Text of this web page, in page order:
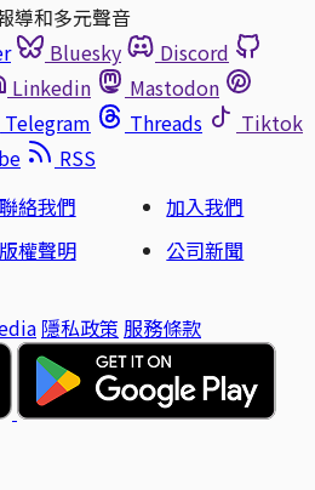
導和多元聲音
Bluesky
Discord
Linkedin
Mastodon
Telegram Threads
Tiktok
RSS
聯絡我們
加入我們
版權聲明
公司新聞
隱私政策 服務條款